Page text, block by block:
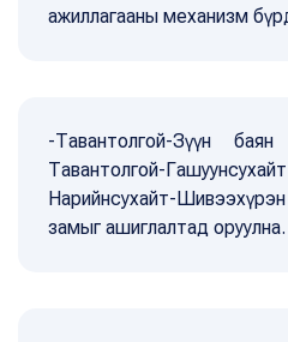
ажиллагааны механизм
-Тавантолгой-Зүүн
Тавантолгой-
Нарийнсухайт-
замыг ашиглалтад оруулна.